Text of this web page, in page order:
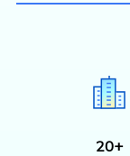
20+